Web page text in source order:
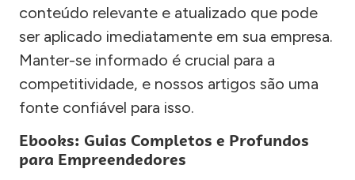
conteúdo relevante e atualizado que pode
ser aplicado imediatamente em sua empresa.
Manter-se informado é crucial para a
competitividade, e nossos artigos são uma
fonte confiável para isso.
Ebooks: Guias Completos e Profundos
para Empreendedores